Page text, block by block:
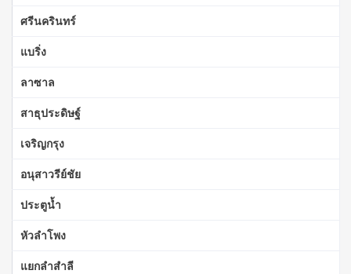
ศรีนครินทร์
แบริ่ง
ลาซาล
สาธุประดิษฐ์
เจริญกรุง
อนุสาวรีย์ชัย
ประตูน้ำ
หัวลำโพง
แยกลำสำลี